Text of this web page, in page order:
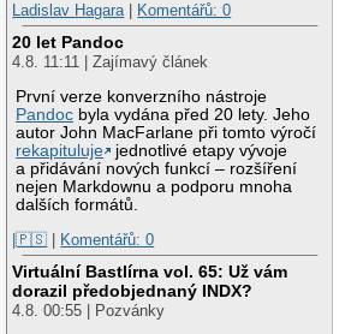
Ladislav Hagara| Komentářů: 0
20 let Pandoc
4.8. 11:11 | Zajímavý článek
První verze konverzního nástroje
Pandoc byla vydána před 20 lety. Jeho
autor John MacFarlane při tomto výročí
rekapituluje
jednotlivé etapy vývoje
a přidávání nových funkcí – rozšíření
nejen Markdownu a podporu mnoha
dalších formátů.
|🇵🇸
Komentářů: 0
Virtuální Bastlírna vol. 65: Už vám
dorazil předobjednaný INDX?
4.8. 00:55 | Pozvánky